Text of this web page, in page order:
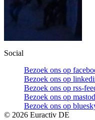
Social
Bezoek ons op
Bezoek ons op
Bezoek ons op rss-
Bezoek ons op
Bezoek ons op
© 2026 Euractiv DE